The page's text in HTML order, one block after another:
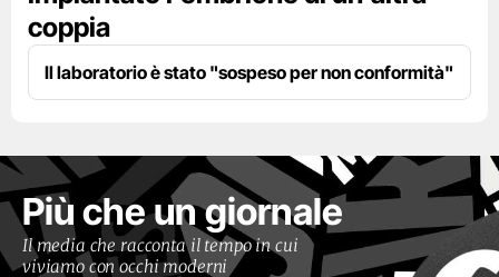
coppia
Il laboratorio è stato "sospeso per non conformità"
Più che un giornale
Il media che racconta il tempo in cui
viviamo con occhi moderni